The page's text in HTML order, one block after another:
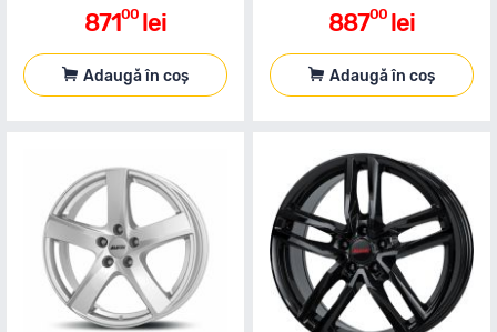
87100 lei
Adaugă în coș
88700 lei
Adaugă în coș